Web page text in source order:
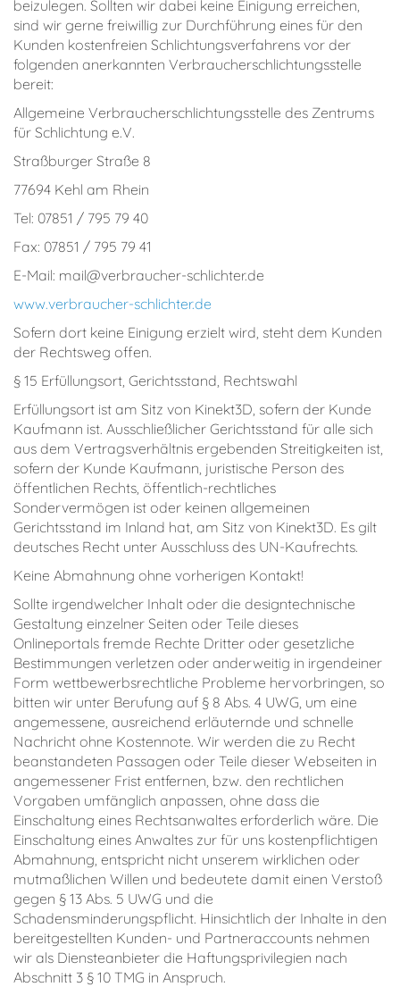
beizulegen. Sollten wir dabei keine Einigung erreichen,
sind wir gerne freiwillig zur Durchführung eines für den
Kunden kostenfreien Schlichtungsverfahrens vor der
folgenden anerkannten Verbraucherschlichtungsstelle
bereit:
Allgemeine Verbraucherschlichtungsstelle des Zentrums
für Schlichtung e.V.
Straßburger Straße 8
77694 Kehl am Rhein
Tel: 07851 / 795 79 40
Fax: 07851 / 795 79 41
E-Mail: mail@verbraucher-schlichter.de
www.verbraucher-schlichter.de
Sofern dort keine Einigung erzielt wird, steht dem Kunden
der Rechtsweg offen.
§ 15 Erfüllungsort, Gerichtsstand, Rechtswahl
Erfüllungsort ist am Sitz von Kinekt3D, sofern der Kunde
Kaufmann ist. Ausschließlicher Gerichtsstand für alle sich
aus dem Vertragsverhältnis ergebenden Streitigkeiten ist,
sofern der Kunde Kaufmann, juristische Person des
öffentlichen Rechts, öffentlich-rechtliches
Sondervermögen ist oder keinen allgemeinen
Gerichtsstand im Inland hat, am Sitz von Kinekt3D. Es gilt
deutsches Recht unter Ausschluss des UN-Kaufrechts.
Keine Abmahnung ohne vorherigen Kontakt!
Sollte irgendwelcher Inhalt oder die designtechnische
Gestaltung einzelner Seiten oder Teile dieses
Onlineportals fremde Rechte Dritter oder gesetzliche
Bestimmungen verletzen oder anderweitig in irgendeiner
Form wettbewerbsrechtliche Probleme hervorbringen, so
bitten wir unter Berufung auf § 8 Abs. 4 UWG, um eine
angemessene, ausreichend erläuternde und schnelle
Nachricht ohne Kostennote. Wir werden die zu Recht
beanstandeten Passagen oder Teile dieser Webseiten in
angemessener Frist entfernen, bzw. den rechtlichen
Vorgaben umfänglich anpassen, ohne dass die
Einschaltung eines Rechtsanwaltes erforderlich wäre. Die
Einschaltung eines Anwaltes zur für uns kostenpflichtigen
Abmahnung, entspricht nicht unserem wirklichen oder
mutmaßlichen Willen und bedeutete damit einen Verstoß
gegen § 13 Abs. 5 UWG und die
Schadensminderungspflicht. Hinsichtlich der Inhalte in den
bereitgestellten Kunden- und Partneraccounts nehmen
wir als Diensteanbieter die Haftungsprivilegien nach
Abschnitt 3 § 10 TMG in Anspruch.